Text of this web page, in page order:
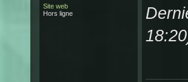
Site web
Hors ligne